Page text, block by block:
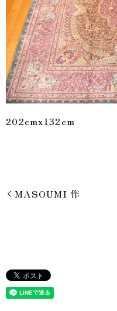
202cmx132cm
MASOUMI 作